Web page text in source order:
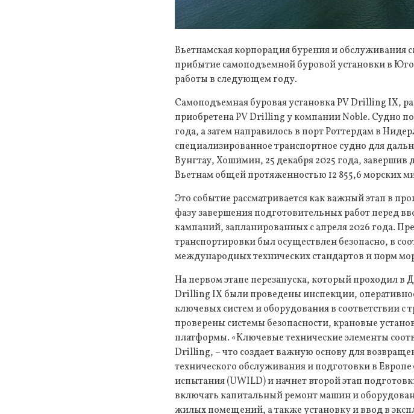
Вьетнамская корпорация бурения и
прибытие самоподъемной буровой установки в
работы в следующем году.
Самоподъемная буровая установка PV Drilling IX,
приобретена PV Drilling у компании Noble. Судно
года, а затем направилось в порт Роттердам в
специализированное транспортное судно для
Вунгтау, Хошимин, 25 декабря 2025 года, завершив
Вьетнам общей протяженностью 12 855,6 морских
Это событие рассматривается как важный этап в
фазу завершения подготовительных работ перед
кампаний, запланированных с апреля 2026 года.
транспортировки был осуществлен безопасно, в
международных технических стандартов и норм
На первом этапе перезапуска, который проходил в
Drilling IX были проведены инспекции,
ключевых систем и оборудования в соответствии с
проверены системы безопасности, крановые
платформы. «Ключевые технические элементы
Drilling, – что создает важную основу для
технического обслуживания и подготовки в
испытания (UWILD) и начнет второй этап
включать капитальный ремонт машин и
жилых помещений, а также установку и ввод в